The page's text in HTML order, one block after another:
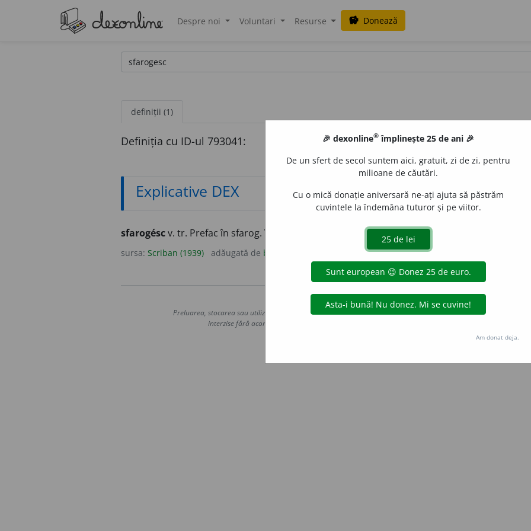
Despre noi Voluntari Resurse savings Donează
definiții (1)
Definiția cu ID-ul 793041:
Explicative DEX
sfarogéscv. tr. Prefac în sfarog. V. refl. Mă fac sfarog. V.scredesc.
sursa: Scriban (1939) adăugată de blaurb.
Copyright © 2004-2026 dexonline (https://dexonline.ro)
Preluarea, stocarea sau utilizarea datelor de pe acest site, inclusiv prin orice metode de extragere automată
interzise fără acordul nostru prealabil scris, cu excepția seturilor de date oferite oficial spre utilizare
Hosterion
🎉 dexonline® împlinește 25 de ani 🎉
De un sfert de secol suntem aici, gratuit, zi de zi, pentru
milioane de căutări.
Cu o mică donație aniversară ne-ați ajuta să păstrăm
cuvintele la îndemâna tuturor și pe viitor.
Am donat deja.